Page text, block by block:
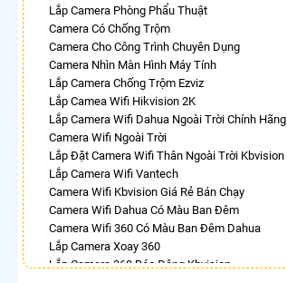
Lắp Camera Phòng Phẩu Thuật
Camera Có Chống Trộm
Camera Cho Công Trình Chuyên Dụng
Camera Nhìn Màn Hình Máy Tính
Lắp Camera Chống Trộm Ezviz
Lắp Camea Wifi Hikvision 2K
Lắp Camera Wifi Dahua Ngoài Trời Chính Hãng
Camera Wifi Ngoài Trời
Lắp Đặt Camera Wifi Thân Ngoài Trời Kbvision
Lắp Camera Wifi Vantech
Camera Wifi Kbvision Giá Rẻ Bán Chạy
Camera Wifi Dahua Có Màu Ban Đêm
Camera Wifi 360 Có Màu Ban Đêm Dahua
Lắp Camera Xoay 360
Lắp Camera 360 Báo Động Kbvision